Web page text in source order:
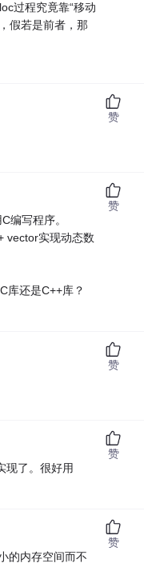
过程究竟靠“移动
假若是前者，那
赞
编写程序。
vector实现动态数
库还是C++库？
赞
赞
现了。很好用
赞
的内存空间而不
赞